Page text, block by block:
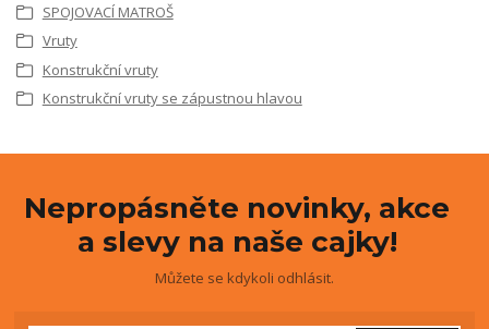
SPOJOVACÍ MATROŠ
Vruty
Konstrukční vruty
Konstrukční vruty se zápustnou hlavou
Nepropásněte novinky, akce
a slevy na naše cajky!
Můžete se kdykoli odhlásit.